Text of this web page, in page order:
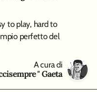
to play, hard to
perfetto del
A cura di
" Gaeta